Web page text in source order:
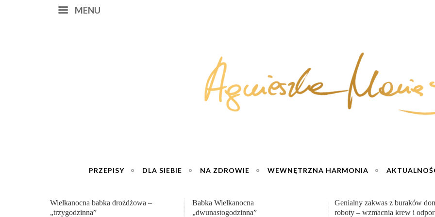
MENU
PRZEPISY DLA SIEBIE NA ZDROWIE WEWNĘTRZNA HARMONIA
Babka Wielkanocna
„dwunastogodzinna”
Genialny zakwas z buraków domowej
roboty – wzmacnia krew i odporność
„Przemiana” Podróż do siły i